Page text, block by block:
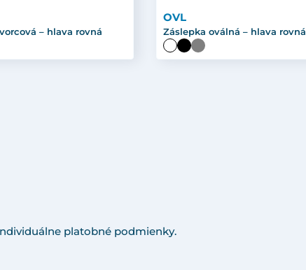
– hlava rovná
OVL
Záslepka oválná – hlava rovná
platobné podmienky.